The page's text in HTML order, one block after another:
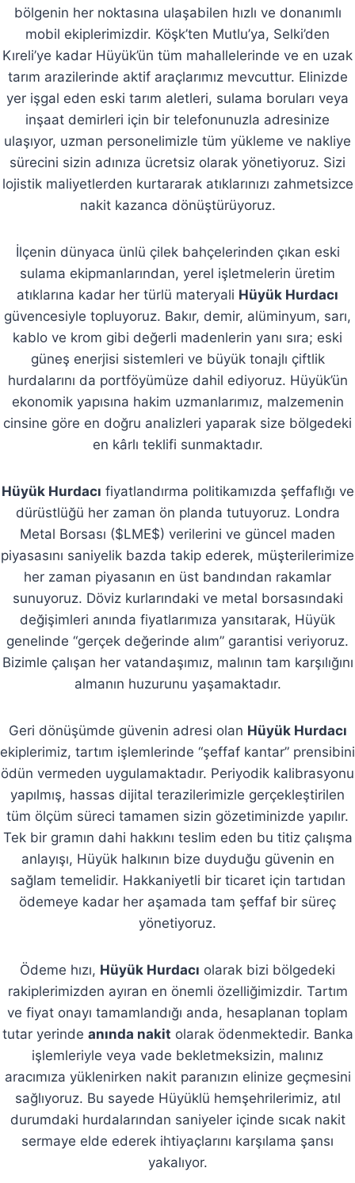
bölgenin her noktasına ulaşabilen hızlı ve donanımlı
mobil ekiplerimizdir. Köşk’ten Mutlu’ya, Selki’den
Kıreli’ye kadar Hüyük’ün tüm mahallelerinde ve en uzak
tarım arazilerinde aktif araçlarımız mevcuttur. Elinizde
yer işgal eden eski tarım aletleri, sulama boruları veya
inşaat demirleri için bir telefonunuzla adresinize
ulaşıyor, uzman personelimizle tüm yükleme ve nakliye
sürecini sizin adınıza ücretsiz olarak yönetiyoruz. Sizi
lojistik maliyetlerden kurtararak atıklarınızı zahmetsizce
nakit kazanca dönüştürüyoruz.
İlçenin dünyaca ünlü çilek bahçelerinden çıkan eski
sulama ekipmanlarından, yerel işletmelerin üretim
atıklarına kadar her türlü materyali Hüyük Hurdacı
güvencesiyle topluyoruz. Bakır, demir, alüminyum, sarı,
kablo ve krom gibi değerli madenlerin yanı sıra; eski
güneş enerjisi sistemleri ve büyük tonajlı çiftlik
hurdalarını da portföyümüze dahil ediyoruz. Hüyük’ün
ekonomik yapısına hakim uzmanlarımız, malzemenin
cinsine göre en doğru analizleri yaparak size bölgedeki
en kârlı teklifi sunmaktadır.
Hüyük Hurdacı fiyatlandırma politikamızda şeffaflığı ve
dürüstlüğü her zaman ön planda tutuyoruz. Londra
Metal Borsası ($LME$) verilerini ve güncel maden
piyasasını saniyelik bazda takip ederek, müşterilerimize
her zaman piyasanın en üst bandından rakamlar
sunuyoruz. Döviz kurlarındaki ve metal borsasındaki
değişimleri anında fiyatlarımıza yansıtarak, Hüyük
genelinde “gerçek değerinde alım” garantisi veriyoruz.
Bizimle çalışan her vatandaşımız, malının tam karşılığını
almanın huzurunu yaşamaktadır.
Geri dönüşümde güvenin adresi olan Hüyük Hurdacı
ekiplerimiz, tartım işlemlerinde “şeffaf kantar” prensibini
ödün vermeden uygulamaktadır. Periyodik kalibrasyonu
yapılmış, hassas dijital terazilerimizle gerçekleştirilen
tüm ölçüm süreci tamamen sizin gözetiminizde yapılır.
Tek bir gramın dahi hakkını teslim eden bu titiz çalışma
anlayışı, Hüyük halkının bize duyduğu güvenin en
sağlam temelidir. Hakkaniyetli bir ticaret için tartıdan
ödemeye kadar her aşamada tam şeffaf bir süreç
yönetiyoruz.
Ödeme hızı, Hüyük Hurdacı olarak bizi bölgedeki
rakiplerimizden ayıran en önemli özelliğimizdir. Tartım
ve fiyat onayı tamamlandığı anda, hesaplanan toplam
tutar yerinde anında nakit olarak ödenmektedir. Banka
işlemleriyle veya vade bekletmeksizin, malınız
aracımıza yüklenirken nakit paranızın elinize geçmesini
sağlıyoruz. Bu sayede Hüyüklü hemşehrilerimiz, atıl
durumdaki hurdalarından saniyeler içinde sıcak nakit
sermaye elde ederek ihtiyaçlarını karşılama şansı
yakalıyor.